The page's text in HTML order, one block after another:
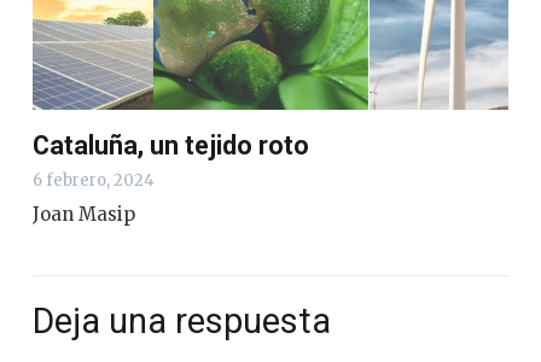
Cataluña, un tejido roto
6 febrero, 2024
Joan Masip
Deja una respuesta